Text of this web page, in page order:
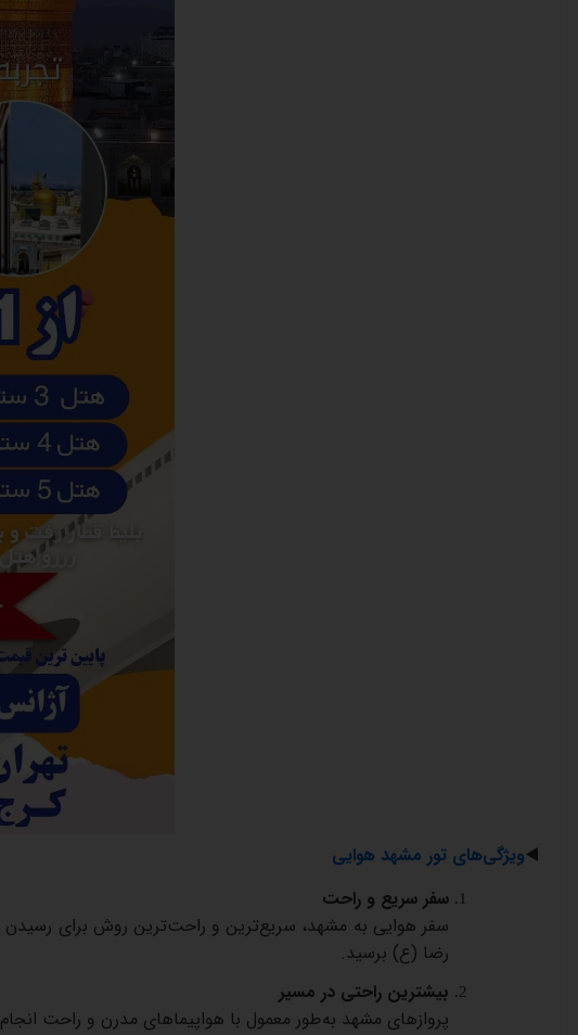
◀️ویژگی‌های تور مشهد هوایی
سفر سریع و راحت
سفر هوایی به مشهد، سریع‌ترین و راحت‌ترین روش برای رسیدن
رضا (ع) برسید.
بیشترین راحتی در مسیر
پروازهای مشهد به‌طور معمول با هواپیماهای مدرن و راحت انجام